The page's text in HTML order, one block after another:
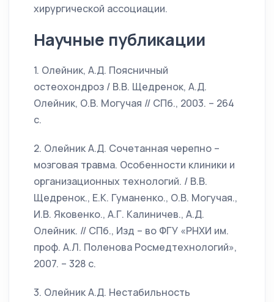
хирургической ассоциации.
Научные публикации
1. Олейник, А.Д. Поясничный
остеохондроз / В.В. Щедренок, А.Д.
Олейник, О.В. Могучая // СПб., 2003. – 264
с.
2. Олейник А.Д. Сочетанная черепно –
мозговая травма. Особенности клиники и
организационных технологий. / В.В.
Щедренок., Е.К. Гуманенко., О.В. Могучая.,
И.В. Яковенко., А.Г. Калиничев., А.Д.
Олейник. // СПб., Изд – во ФГУ «РНХИ им.
проф. А.Л. Поленова Росмедтехнологий»,
2007. – 328 с.
3. Олейник А.Д. Нестабильность